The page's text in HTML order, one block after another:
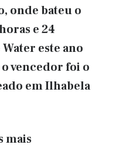
onde bateu o
e 24
este ano
vencedor foi o
em Ilhabela
mais